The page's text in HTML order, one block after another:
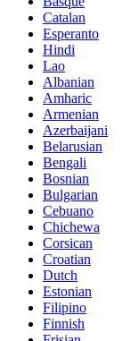
Catalan
Esperanto
Hindi
Lao
Albanian
Amharic
Armenian
Azerbaijani
Belarusian
Bengali
Bosnian
Bulgarian
Cebuano
Chichewa
Corsican
Croatian
Dutch
Estonian
Filipino
Finnish